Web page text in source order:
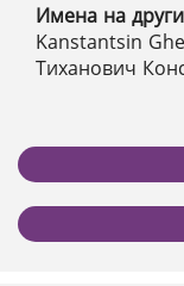
Имена на
Kanstantsin
Тиханович